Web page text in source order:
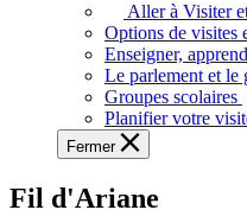
voir,
apprendre
et
découvrir
Aller à Visiter
Options de visites
Enseigner,
Le parlement et le
Groupes scolaires
Planifier votre
Fermer
Fil d'Ariane